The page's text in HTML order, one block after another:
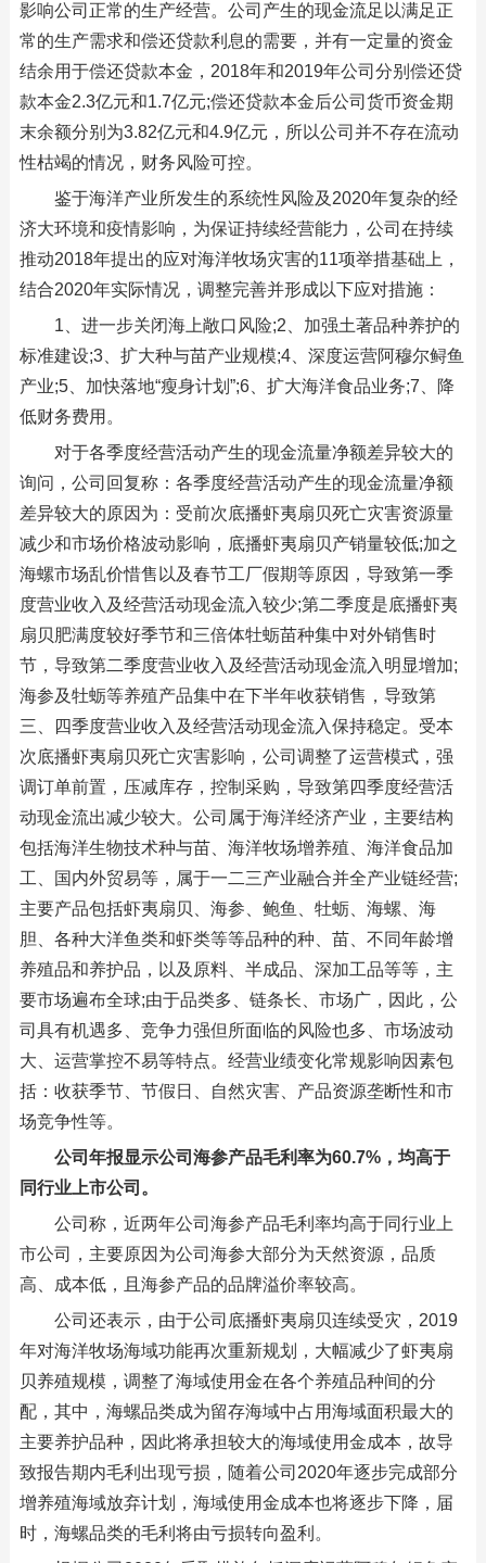
影响公司正常的生产经营。公司产生的现金流足以满足正
常的生产需求和偿还贷款利息的需要，并有一定量的资金
结余用于偿还贷款本金，2018年和2019年公司分别偿还贷
款本金2.3亿元和1.7亿元;偿还贷款本金后公司货币资金期
末余额分别为3.82亿元和4.9亿元，所以公司并不存在流动
性枯竭的情况，财务风险可控。
鉴于海洋产业所发生的系统性风险及2020年复杂的经
济大环境和疫情影响，为保证持续经营能力，公司在持续
推动2018年提出的应对海洋牧场灾害的11项举措基础上，
结合2020年实际情况，调整完善并形成以下应对措施：
1、进一步关闭海上敞口风险;2、加强土著品种养护的
标准建设;3、扩大种与苗产业规模;4、深度运营阿穆尔鲟鱼
产业;5、加快落地“瘦身计划”;6、扩大海洋食品业务;7、降
低财务费用。
对于各季度经营活动产生的现金流量净额差异较大的
询问，公司回复称：各季度经营活动产生的现金流量净额
差异较大的原因为：受前次底播虾夷扇贝死亡灾害资源量
减少和市场价格波动影响，底播虾夷扇贝产销量较低;加之
海螺市场乱价惜售以及春节工厂假期等原因，导致第一季
度营业收入及经营活动现金流入较少;第二季度是底播虾夷
扇贝肥满度较好季节和三倍体牡蛎苗种集中对外销售时
节，导致第二季度营业收入及经营活动现金流入明显增加;
海参及牡蛎等养殖产品集中在下半年收获销售，导致第
三、四季度营业收入及经营活动现金流入保持稳定。受本
次底播虾夷扇贝死亡灾害影响，公司调整了运营模式，强
调订单前置，压减库存，控制采购，导致第四季度经营活
动现金流出减少较大。公司属于海洋经济产业，主要结构
包括海洋生物技术种与苗、海洋牧场增养殖、海洋食品加
工、国内外贸易等，属于一二三产业融合并全产业链经营;
主要产品包括虾夷扇贝、海参、鲍鱼、牡蛎、海螺、海
胆、各种大洋鱼类和虾类等等品种的种、苗、不同年龄增
养殖品和养护品，以及原料、半成品、深加工品等等，主
要市场遍布全球;由于品类多、链条长、市场广，因此，公
司具有机遇多、竞争力强但所面临的风险也多、市场波动
大、运营掌控不易等特点。经营业绩变化常规影响因素包
括：收获季节、节假日、自然灾害、产品资源垄断性和市
场竞争性等。
公司年报显示公司海参产品毛利率为60.7%，均高于
同行业上市公司。
公司称，近两年公司海参产品毛利率均高于同行业上
市公司，主要原因为公司海参大部分为天然资源，品质
高、成本低，且海参产品的品牌溢价率较高。
公司还表示，由于公司底播虾夷扇贝连续受灾，2019
年对海洋牧场海域功能再次重新规划，大幅减少了虾夷扇
贝养殖规模，调整了海域使用金在各个养殖品种间的分
配，其中，海螺品类成为留存海域中占用海域面积最大的
主要养护品种，因此将承担较大的海域使用金成本，故导
致报告期内毛利出现亏损，随着公司2020年逐步完成部分
增养殖海域放弃计划，海域使用金成本也将逐步下降，届
时，海螺品类的毛利将由亏损转向盈利。